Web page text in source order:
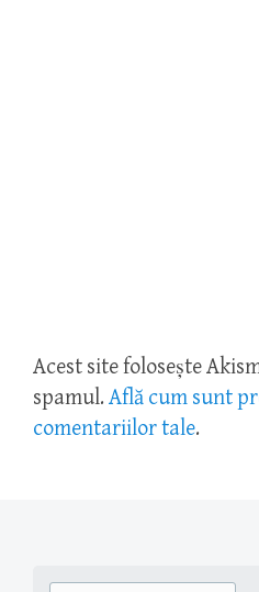
Acest site folosește
spamul. Află cum sunt
comentariilor tale.